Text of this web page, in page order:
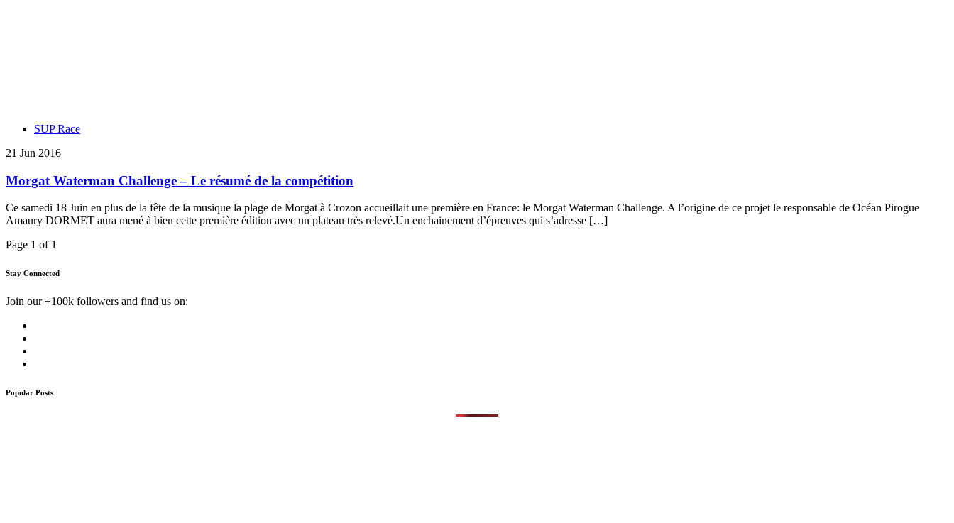
SUP Race
21 Jun 2016
Morgat Waterman Challenge – Le résumé de la compétition
Ce samedi 18 Juin en plus de la fête de la musique la plage de Morgat à Crozon accueillait une première en France: le Morgat Waterman Challenge. A l’origine de ce projet le responsable de Océan Pirogue
Amaury DORMET aura mené à bien cette première édition avec un plateau très relevé.Un enchainement d’épreuves qui s’adresse […]
Page 1 of 1
Stay Connected
Join our +100k followers and find us on:
Popular Posts